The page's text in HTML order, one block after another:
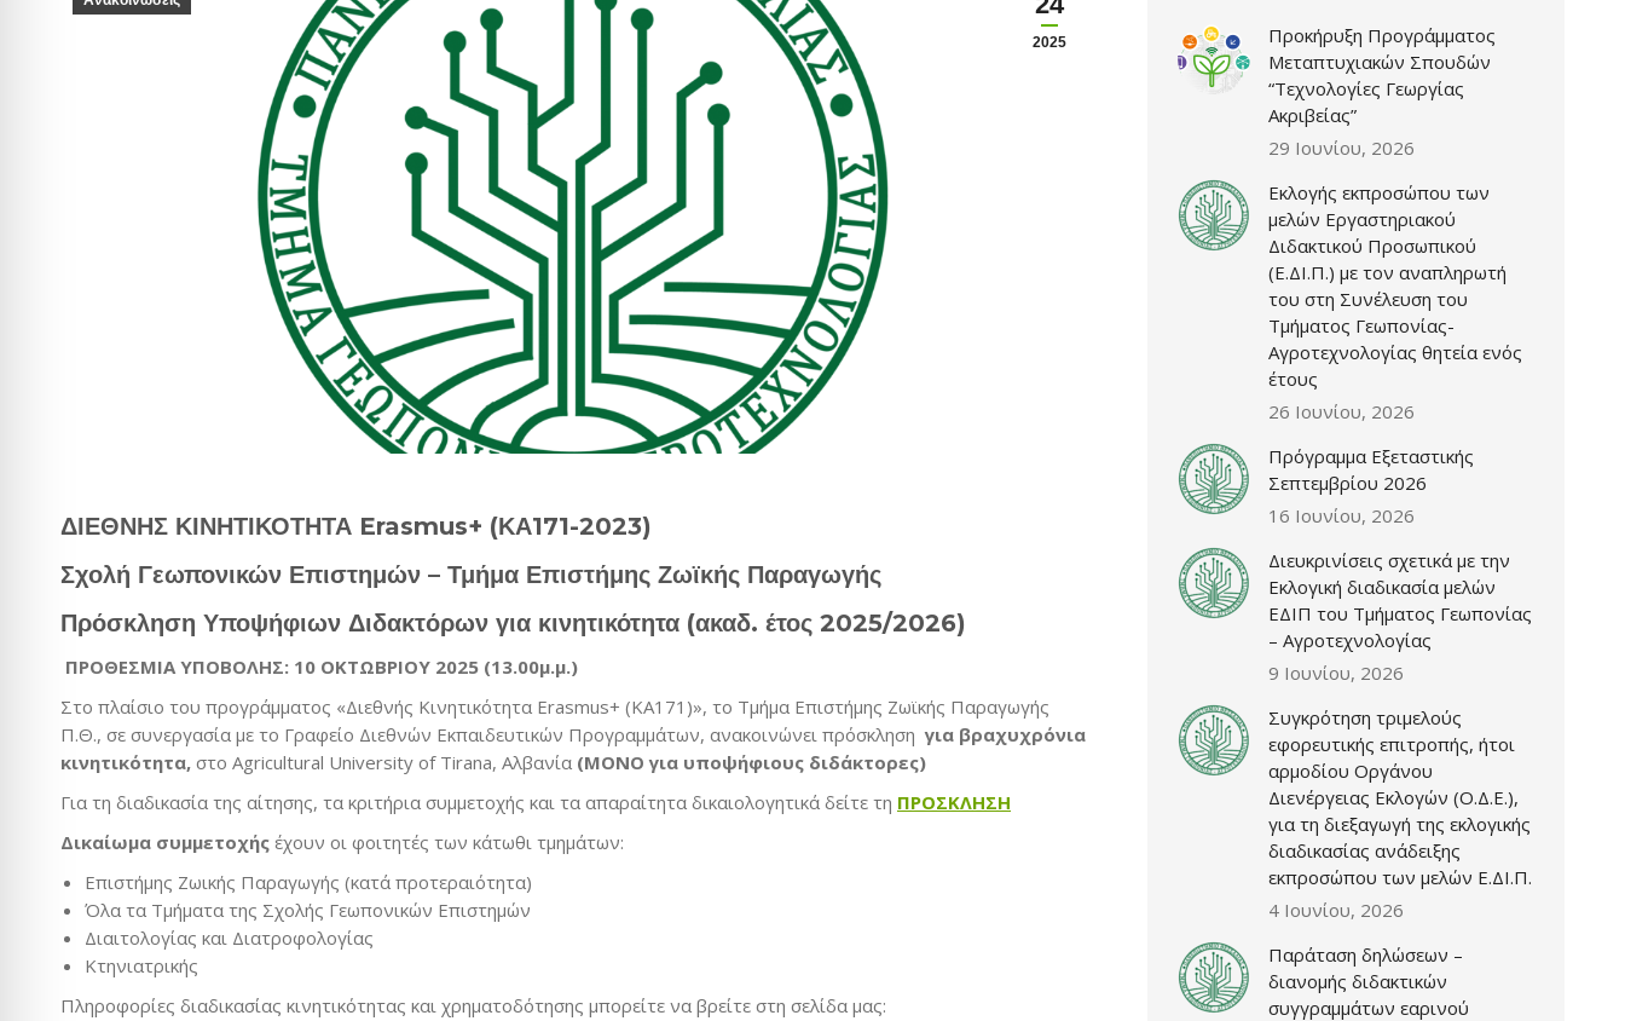
2025
ΔΙΕΘΝΗΣ ΚΙΝΗΤΙΚΟΤΗΤΑ Erasmus+ (ΚΑ171-2023)
Σχολή Γεωπονικών Επιστημών – Τμήμα Επιστήμης Ζωϊκής Παραγωγής
Πρόσκληση Υποψήφιων Διδακτόρων για κινητικότητα (ακαδ. έτος 2025/2026)
ΠΡΟΘΕΣΜΙΑ ΥΠΟΒΟΛΗΣ: 10 OKTΩΒΡΙΟΥ 2025 (13.00μ.μ.)
Στο πλαίσιο του προγράμματος «Διεθνής Κινητικότητα Erasmus+ (ΚΑ171)», το Τμήμα Επιστήμης Ζωϊκής Παραγωγής
Π.Θ., σε συνεργασία με το Γραφείο Διεθνών Εκπαιδευτικών Προγραμμάτων, ανακοινώνει πρόσκλησηγια βραχυχρόνια
κινητικότητα, στο Agricultural University of Tirana, Αλβανία (ΜΟΝΟ για υποψήφιους διδάκτορες)
Για τη διαδικασία της αίτησης, τα κριτήρια συμμετοχής και τα απαραίτητα δικαιολογητικά δείτε τη ΠΡΟΣΚΛΗΣΗ
Δικαίωμα συμμετοχής έχουν οι φοιτητές των κάτωθι τμημάτων:
Επιστήμης Ζωικής Παραγωγής (κατά προτεραιότητα)
Όλα τα Τμήματα της Σχολής Γεωπονικών Επιστημών
Διαιτολογίας και Διατροφολογίας
Κτηνιατρικής
Πληροφορίες διαδικασίας κινητικότητας και χρηματοδότησης μπορείτε να βρείτε στη σελίδα μας:
Προκήρυξη Προγράμματος
Μεταπτυχιακών Σπουδών
“Τεχνολογίες Γεωργίας
Ακριβείας”
29 Ιουνίου, 2026
Εκλογής εκπροσώπου των
μελών Εργαστηριακού
Διδακτικού Προσωπικού
(Ε.ΔΙ.Π.) με τον αναπληρωτή
του στη Συνέλευση του
Τμήματος Γεωπονίας-
Αγροτεχνολογίας θητεία ενός
έτους
26 Ιουνίου, 2026
Πρόγραμμα Εξεταστικής
Σεπτεμβρίου 2026
16 Ιουνίου, 2026
Διευκρινίσεις σχετικά με την
Εκλογική διαδικασία μελών
ΕΔΙΠ του Τμήματος Γεωπονίας
– Αγροτεχνολογίας
9 Ιουνίου, 2026
Συγκρότηση τριμελούς
εφορευτικής επιτροπής, ήτοι
αρμοδίου Οργάνου
Διενέργειας Εκλογών (Ο.Δ.Ε.),
για τη διεξαγωγή της εκλογικής
διαδικασίας ανάδειξης
εκπροσώπου των μελών Ε.ΔΙ.Π.
4 Ιουνίου, 2026
Παράταση δηλώσεων –
διανομής διδακτικών
συγγραμμάτων εαρινού